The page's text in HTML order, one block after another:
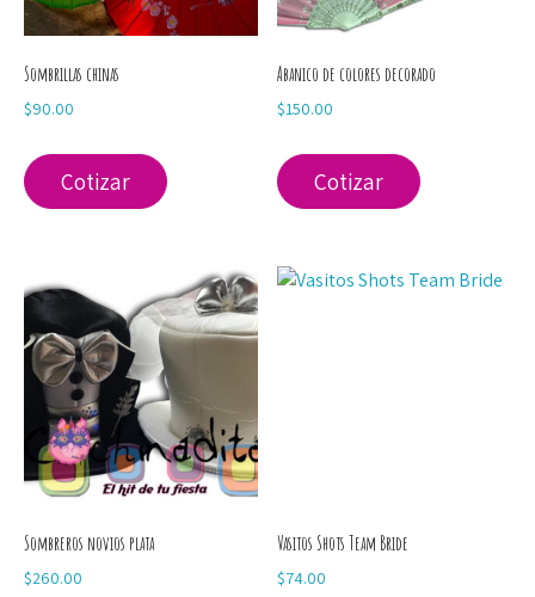
Sombrillas chinas
$90.00
Cotizar
Abanico de colores decorado
$150.00
Cotizar
Sombreros novios plata
$260.00
Vasitos Shots Team Bride
$74.00